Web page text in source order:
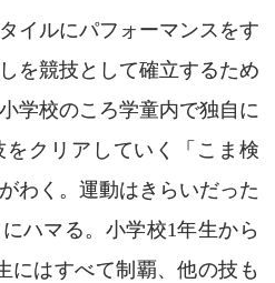
イルにパフォーマンスをす
を競技として確立するため
学校のころ学童内で独自に
をクリアしていく「こま検
わく。運動はきらいだった
ハマる。小学校1年生から
にはすべて制覇、他の技も